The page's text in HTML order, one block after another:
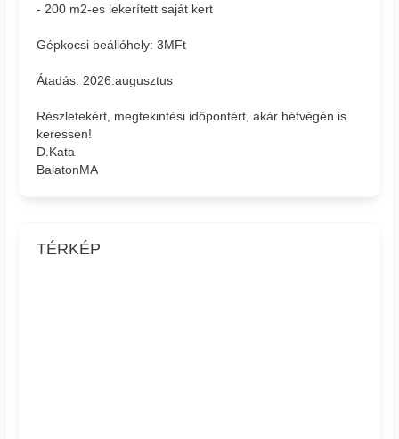
- 200 m2-es lekerített saját kert
Gépkocsi beállóhely: 3MFt
Átadás: 2026.augusztus
Részletekért, megtekintési időpontért, akár hétvégén is
keressen!
D.Kata
BalatonMA
TÉRKÉP